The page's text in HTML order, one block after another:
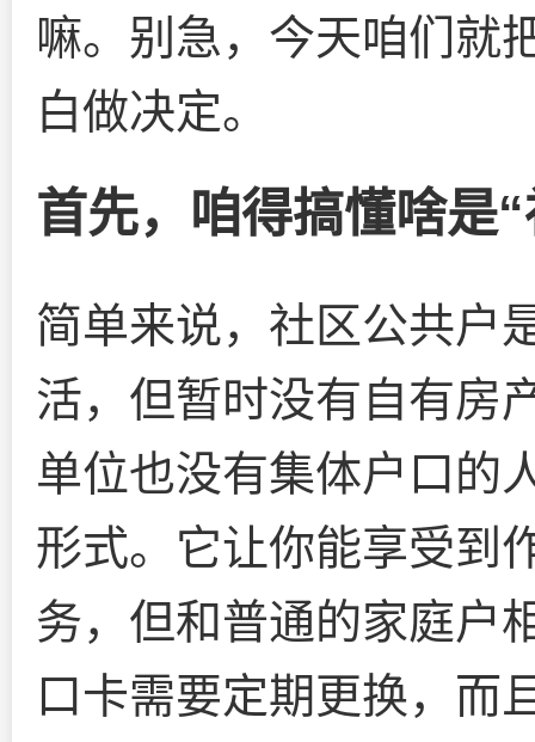
嘛。别急，今天咱们就
白做决定。
首先，咱得搞懂啥是
简单来说，社区公共户
活，但暂时没有自有房
单位也没有集体户口的
形式。它让你能享受到
务，但和普通的家庭户
口卡需要定期更换，而